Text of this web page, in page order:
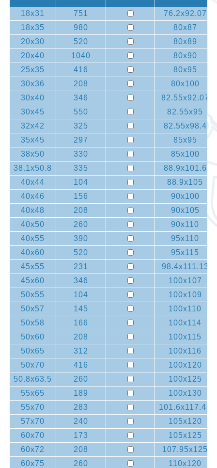
18x31 751
76.2x92.07
18x35
980
80x87
20x30
520
80x89
20x40
1040
80x90
25x35
416
80x95
30x36
208
80x100
30x40
346
82.55x92.07
30x45
550
82.55x95
32x42
325
82.55x98.4
35x45
297
85x95
38x50
330
85x100
38.1x50.8
335
88.9x101.6
40x44
104
88.9x105
40x46
156
90x100
40x48
208
90x105
40x50
260
90x110
40x55
390
95x110
40x60
520
95x115
45x55
231
98.4x111.13
45x60
346
100x107
50x55
104
100x109
50x57
145
100x110
50x58
166
100x114
50x60
208
100x115
50x65
312
100x116
50x70
416
100x120
50.8x63.5
260
100x125
55x65
189
100x130
55x70
283
101.6x117.48
57x70
240
105x120
60x70
173
105x125
60x72
208
107.95x125
60x75
260
110x120